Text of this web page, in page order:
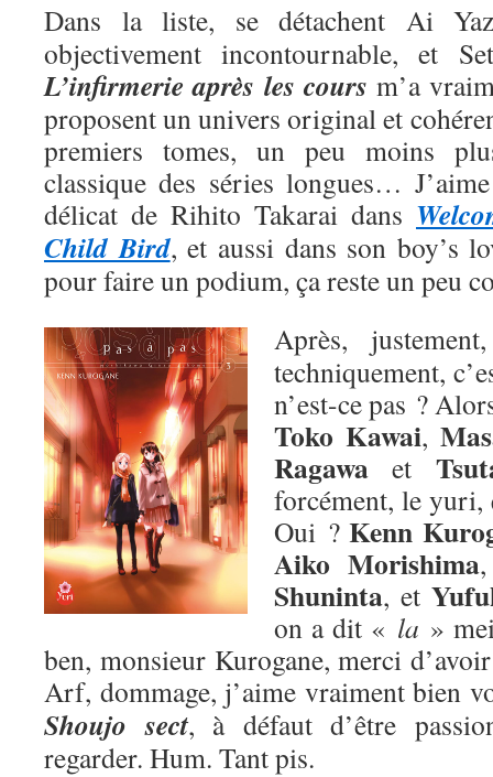
Dans la liste, se détachent Ai
objectivement incontournable, et
L’infirmerie après les cours m’a
proposent un univers original et
premiers tomes, un peu moins
classique des séries longues…
délicat de Rihito Takarai dans
Child Bird, et aussi dans son boy’s
pour faire un podium, ça reste un peu
Après,
techniquement,
n’est-ce pas ?
Toko Kawai,
Ragawa et
forcément, le yuri,
Oui ?Kenn
Aiko Morishima
Shuninta, et
on a dit « la »
ben, monsieur Kurogane, merci
Arf, dommage, j’aime vraiment bien
Shoujo sect, à défaut d’être
regarder. Hum. Tant pis.